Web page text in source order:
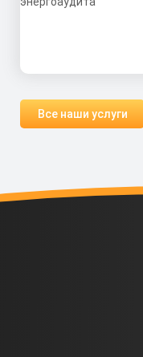
Все наши услуги